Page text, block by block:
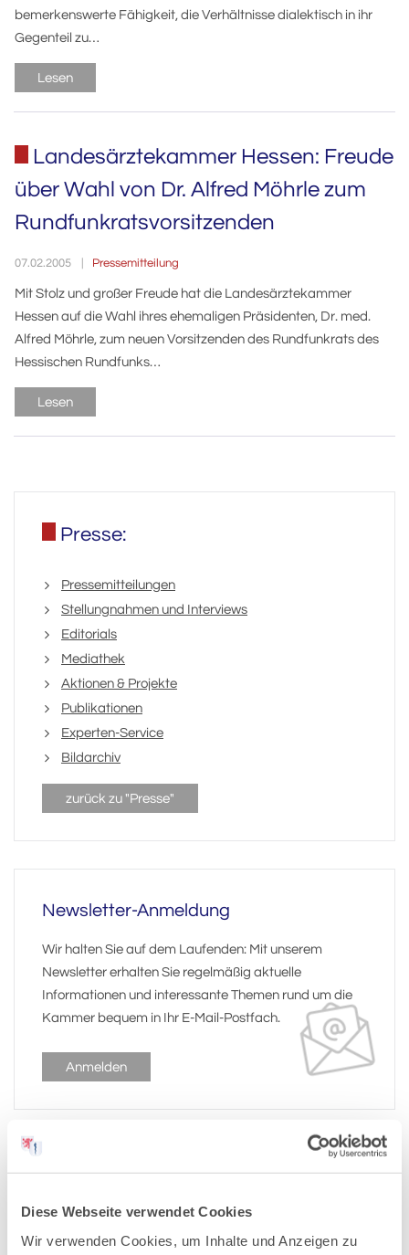
Diese Webseite verwendet Cookies
Wir verwenden Cookies, um Inhalte und Anzeigen zu
bemerkenswerte Fähigkeit, die Verhältnisse dialektisch in ihr
Gegenteil zu…
Lesen
Landesärztekammer Hessen: Freude
über Wahl von Dr. Alfred Möhrle zum
Rundfunkratsvorsitzenden
07.02.2005 Pressemitteilung
Mit Stolz und großer Freude hat die Landesärztekammer
Hessen auf die Wahl ihres ehemaligen Präsidenten, Dr. med.
Alfred Möhrle, zum neuen Vorsitzenden des Rundfunkrats des
Hessischen Rundfunks…
Lesen
Presse:
Pressemitteilungen
Stellungnahmen und Interviews
Editorials
Mediathek
Aktionen & Projekte
Publikationen
Experten-Service
Bildarchiv
zurück zu "Presse"
Newsletter-Anmeldung
Wir halten Sie auf dem Laufenden: Mit unserem
Newsletter erhalten Sie regelmäßig aktuelle
Informationen und interessante Themen rund um die
Kammer bequem in Ihr E-Mail-Postfach.
Anmelden
Pressemitteilungen-Archiv:
2026